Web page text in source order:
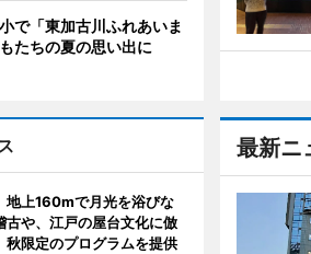
最新ニ
で「東加古川ふれあいま
たちの夏の思い出に
地上160mで月光を浴びな
古や、江戸の屋台文化に倣
秋限定のプログラムを提供